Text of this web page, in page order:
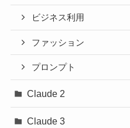
ビジネス利用
ファッション
プロンプト
Claude 2
Claude 3